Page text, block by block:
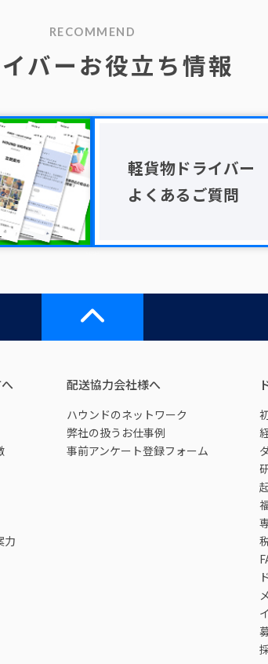
RECOMMEND
バーお役立ち情報
軽貨物ドライバー
よくあるご質問
力
配送協力会社様へ
ハウンドのネットワーク
弊社の扱うお仕事例
事前アンケート登録フォーム